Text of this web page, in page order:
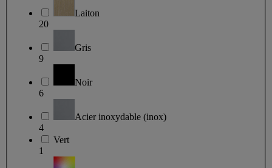
Laiton
20
Gris
9
Noir
6
Acier inoxydable (inox)
4
Vert
1